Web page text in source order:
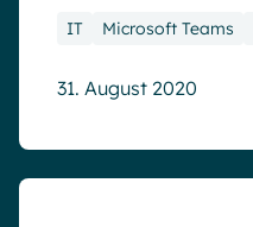
IT Microsoft Teams
31. August 2020